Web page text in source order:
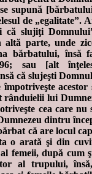
supună
de „egalitate”.
că slujiţi
altă parte, unde
bărbatului, însă
sau [alt
că slujeşti
împotriveşte acestor
rânduielii lui
cea care nu
dintru
că are locul
o arată şi din
femeii, după cum
al trupului,